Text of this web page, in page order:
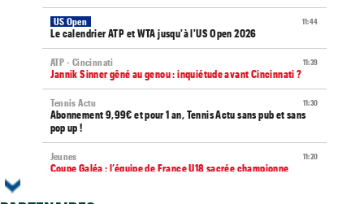
11:44
US Open
Le calendrier ATP et WTA jusqu'à l'US Open 2026
11:39
ATP - Cincinnati
Jannik Sinner gêné au genou : inquiétude avant Cincinnati ?
11:30
Tennis Actu
Abonnement 9,99€ et pour 1 an, Tennis Actu sans pub et sans
pop up !
11:20
Jeunes
Coupe Galéa : l’équipe de France U18 sacrée championne